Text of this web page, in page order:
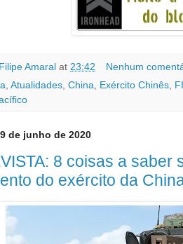
Filipe Amaral at 23:42
Nenhum
, Atualidades, China, Exército Chinês,
de junho de 2020
8 coisas a saber
do exército da